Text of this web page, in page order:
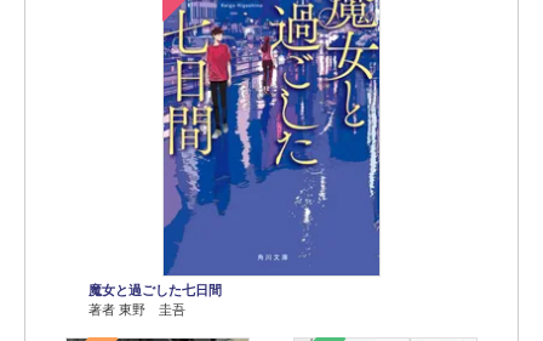
魔女と過ごした七日間
著者 東野 圭吾